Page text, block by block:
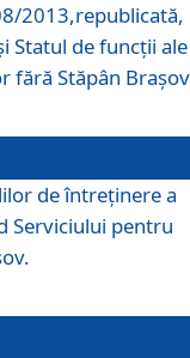
2013,republicată,
Statul de funcţii ale
fără Stăpân
de întreţinere a
Serviciului pentru